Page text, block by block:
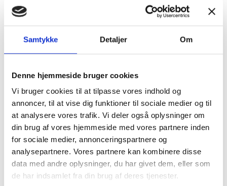
Samtykke Detaljer Om
Denne hjemmeside bruger cookies
Vi bruger cookies til at tilpasse vores indhold og
annoncer, til at vise dig funktioner til sociale medier og til
at analysere vores trafik. Vi deler også oplysninger om
din brug af vores hjemmeside med vores partnere inden
for sociale medier, annonceringspartnere og
analysepartnere. Vores partnere kan kombinere disse
data med andre oplysninger, du har givet dem, eller som
de har indsamlet fra din brug af deres tjenester.
Kørepladerne bruges til sikring af eksisterende vej og
VOGNMAND.DK: ET MILJØVENLIGT VALG
Ønsker du et mere bæredygtigt valg ved levering af
køreplader, er Vognmand.dk et godt valg. Selvom det som
vognmandsfirma ikke ligger til højrebenet at vælge
bæredygtige løsninger, har vi alligevel gjort en indsats for
netop dét. Vi har dermed et stigende antal miljøvenlige biler i